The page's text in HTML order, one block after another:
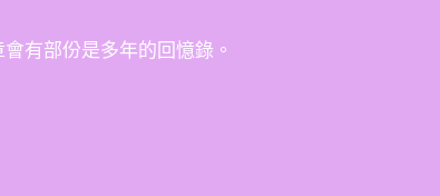
有部份是多年的回憶錄。